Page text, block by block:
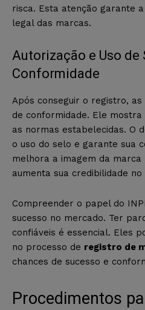
risca. Esta atenção garante
legal das marcas.
Autorização e Uso de
Conformidade
Após conseguir o registro,
de conformidade. Ele
as normas estabelecidas. O
o uso do selo e garante sua
melhora a imagem da marca
aumenta sua credibilidade no
Compreender o papel do
sucesso no mercado. Ter
confiáveis é essencial. Eles
no processo de registro de
chances de sucesso e
Procedimentos